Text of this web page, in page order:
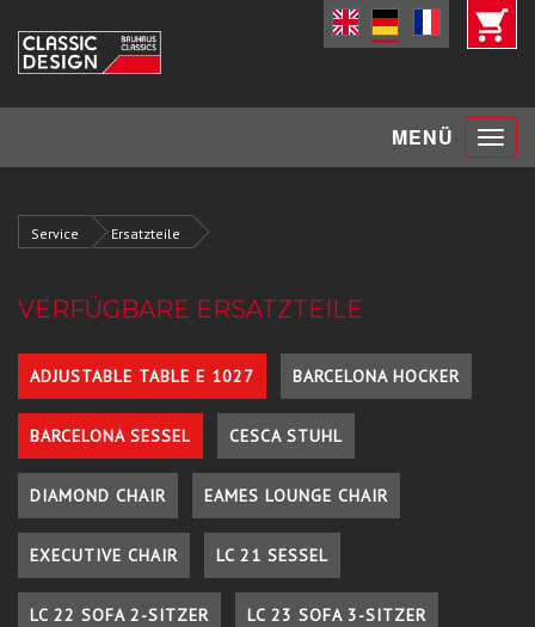
MENÜ Toggle
Service Ersatzteile
VERFÜGBARE ERSATZTEILE
ADJUSTABLE TABLE E 1027 BARCELONA HOCKER
BARCELONA SESSEL CESCA STUHL
DIAMOND CHAIR EAMES LOUNGE CHAIR
EXECUTIVE CHAIR LC 21 SESSEL
LC 22 SOFA 2-SITZER LC 23 SOFA 3-SITZER